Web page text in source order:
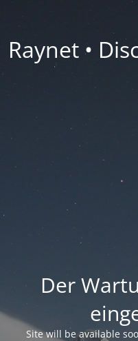
Raynet •
Der
Site will be available